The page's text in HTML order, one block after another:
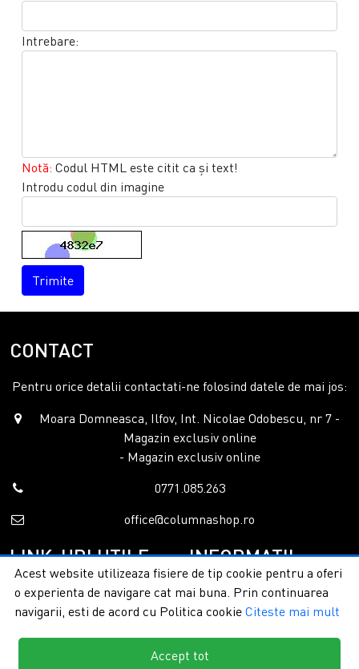
Intrebare:
Notă: Codul HTML este citit ca şi text!
Introdu codul din imagine
Trimite
CONTACT
Pentru orice detalii contactati-ne folosind datele de mai jos:
Moara Domneasca, Ilfov, Int. Nicolae Odobescu, nr 7 -
Magazin exclusiv online
- Magazin exclusiv online
0771.085.263
office@columnashop.ro
LINK-URI UTILE
Acasa
Despre noi
INFORMATII
Garantie si service
Detalii livrare
Termeni si conditii
Acest website utilizeaza fisiere de tip cookie pentru a oferi
o experienta de navigare cat mai buna. Prin continuarea
navigarii, esti de acord cu Politica cookie Citeste mai mult
Accept tot